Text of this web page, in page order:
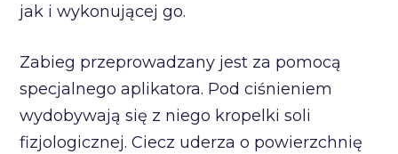
jak i wykonującej go.
Zabieg przeprowadzany jest za pomocą
specjalnego aplikatora. Pod ciśnieniem
wydobywają się z niego kropelki soli
fizjologicznej. Ciecz uderza o powierzchnię